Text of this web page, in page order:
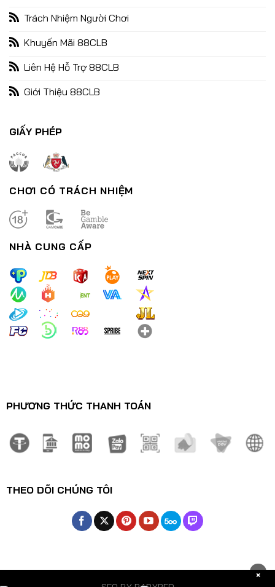
Nổ Hũ Thần Tài – Trải Nghiệm Đỉnh Cao Tựa Game Đổi Thưởng
29/12/2024
Trách Nhiệm Người Chơi
Khuyến Mãi 88CLB
Liên Hệ Hỗ Trợ 88CLB
Giới Thiệu 88CLB
GIẤY PHÉP
CHƠI CÓ TRÁCH NHIỆM
NHÀ CUNG CẤP
PHƯƠNG THỨC THANH TOÁN
THEO DÕI CHÚNG TÔI
×